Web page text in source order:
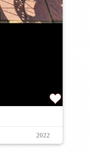
2022